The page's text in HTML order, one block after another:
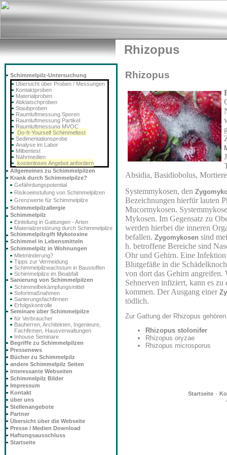
Rhizopus
Rhizopus
Absidia, Basidiobolus,
Systemmykosen, den
Bezeichnungen hierfür lauten
Mucormykosen.
Mykosen. Im Gegensatz zu
werden hierbei die inneren
befallen. Zygomykosen sind
h. betroffene Bereiche sind
Ohr und Gehirn. Eine
Blutgefäße in die
von dort das Gehirn angreifen.
Sehnerven infiziert, kann es
kommen. Der Ausgang einer
tödlich.
Zur Gattung der Rhizopus
Rhizopus stolonifer
Rhizopus oryzae
Rhizopus microsporus
Startseite·
Schimmelpilz-Untersuchung
Übersicht über Proben / Messungen
Kontaktproben
Materialproben
Abklatschproben
Staubproben
Raumluftmessung Sporen
Raumluftmessung Partikel
Raumluftmessung MVOC
Do-It-Yourself Schimmeltest
Sedimentationsprobe
Analyse im Labor
Milbentest
Nährmedien
kostenloses Angebot anfordern
Allgemeines zu Schimmelpilzen
Krank durch Schimmelpilze?
Gefährdungspotential
Risikoeinstufung von Schimmelpilzen
Grenzwerte für Schimmelpilze
Schimmelpilzallergie
Schimmelpilz
Einteilung in Gattungen - Arten
Materialzerstörung durch Schimmelpilze
Schimmelpilzgift Mykotoxine
Schimmel in Lebensmitteln
Schimmelpilz in Wohnungen
Mietminderung?
Tipps zur Vermeidung
Schimmelpilzwachstum in Baustoffen
Schimmelpilze im Bioabfall
Sanierung von Schimmelpilzen
Schimmelbekämpfungsmittel
Sofortmaßnahmen
Sanierungsfachfirmen
Erfolgskontrolle
Seminare über Schimmelpilze
für Verbraucher
Bauherren, Architekten, Ingenieure,
Fachfirmen, Hausverwaltungen
Inhouse Seminare
Begriffe zu Schimmelpilzen
Pressenews
Bücher zu Schimmelpilz
andere Schimmelpilz Seiten
interessante Webseiten
Schimmelpilz Bilder
Impressum
Kontakt
über uns
Stellenangebote
Partner
Übersicht über die Webseite
Presse / Medien Download
Haftungsausschluss
Startseite